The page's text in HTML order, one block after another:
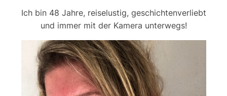
Ich bin 48 Jahre, reiselustig, geschichtenverliebt
und immer mit der Kamera unterwegs!